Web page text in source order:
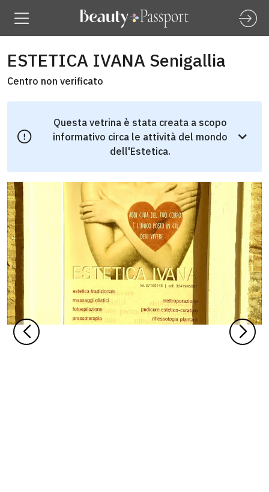
ESTETICA IVANA Senigallia
Centro non verificato
Questa vetrina è stata creata a scopo
informativo circa le attività del mondo
dell'Estetica.